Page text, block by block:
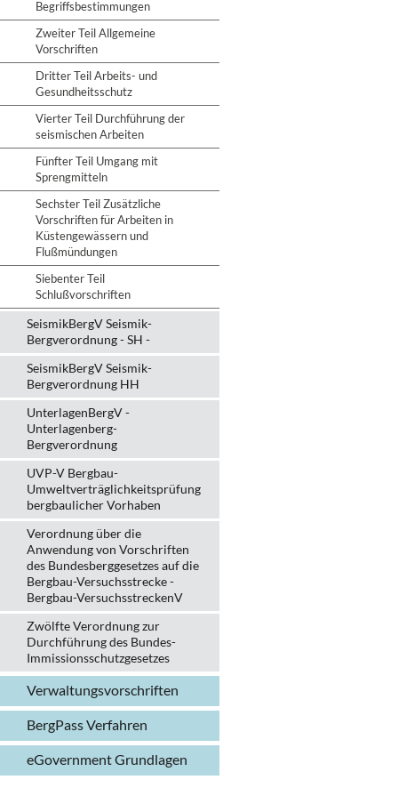
Begriffsbestimmungen
Zweiter Teil Allgemeine
Vorschriften
Dritter Teil Arbeits- und
Gesundheitsschutz
Vierter Teil Durchführung der
seismischen Arbeiten
Fünfter Teil Umgang mit
Sprengmitteln
Sechster Teil Zusätzliche
Vorschriften für Arbeiten in
Küstengewässern und
Flußmündungen
Siebenter Teil
Schlußvorschriften
SeismikBergV Seismik-
Bergverordnung - SH -
SeismikBergV Seismik-
Bergverordnung HH
UnterlagenBergV -
Unterlagenberg-
Bergverordnung
UVP-V Bergbau-
Umweltverträglichkeits­prüfung
bergbau­licher Vorhaben
Verordnung über die
Anwendung von Vorschriften
des Bundesberggesetzes auf die
Bergbau-Versuchsstrecke -
Bergbau-VersuchsstreckenV
Zwölfte Verordnung zur
Durchführung des Bundes-
Immissionsschutzgesetzes
Verwaltungs­vorschriften
BergPass Verfahren
eGovernment Grundlagen